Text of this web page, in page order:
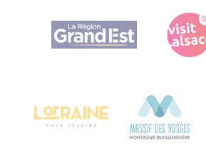
Agence Régionale du Tourisme
Bureau de Colmar (hoofdkantoor)